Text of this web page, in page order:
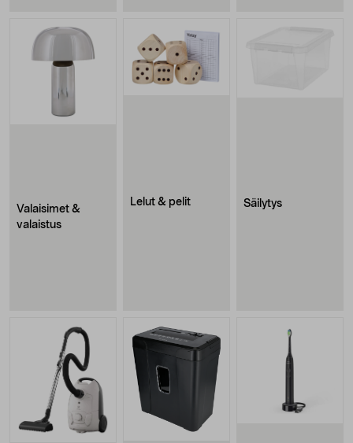
Valaisimet &
valaistus
Lelut & pelit Säilytys